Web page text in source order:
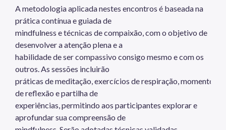
A metodologia aplicada nestes encontros é baseada na
prática contínua e guiada de
mindfulness e técnicas de compaixão, com o objetivo de
desenvolver a atenção plena e a
habilidade de ser compassivo consigo mesmo e com os
outros. As sessões incluirão
práticas de meditação, exercícios de respiração, momentos
de reflexão e partilha de
experiências, permitindo aos participantes explorar e
aprofundar sua compreensão de